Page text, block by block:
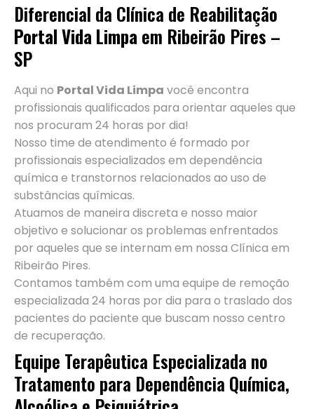
Diferencial da Clínica de Reabilitação
Portal Vida Limpa em Ribeirão Pires –
SP
Aqui no Portal Vida Limpa você encontra
profissionais qualificados para orientar aqueles que
nos procuram 24 horas por dia!
Nosso time de atendimento é formado por
profissionais especializados em dependência
química e transtornos relacionados ao uso de
substâncias químicas.
Atuamos de maneira discreta e nosso maior
objetivo e solucionar os problemas enfrentados
por aqueles que se internam em nossa Clínica em
Ribeirão Pires.
Contamos também com uma equipe de remoção
especializada 24 horas por dia para o traslado dos
pacientes do paciente que buscam nosso centro
de recuperação.
Equipe Terapêutica Especializada no
Tratamento para Dependência Química,